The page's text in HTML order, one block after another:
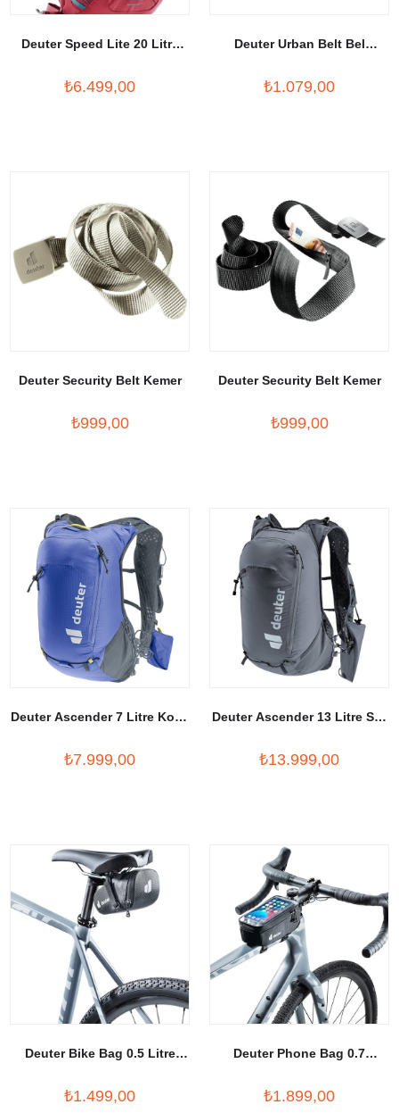
Deuter Speed Lite 20 Litre
₺6.499,00
Deuter Urban Belt Bel
₺1.079,00
Deuter Security Belt Kemer
₺999,00
Deuter Security Belt Kemer
₺999,00
Deuter Ascender 7 Litre Koşu
₺7.999,00
Deuter Ascender 13 Litre Sırt
₺13.999,00
Deuter Bike Bag 0.5 Litre
₺1.499,00
Deuter Phone Bag 0.7
₺1.899,00